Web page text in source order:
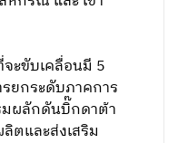
จะขับเคลื่อนมี 5
ยกระดับภาคการ
มผลักดันบิ๊กดาต้า
ตและส่งเสริม